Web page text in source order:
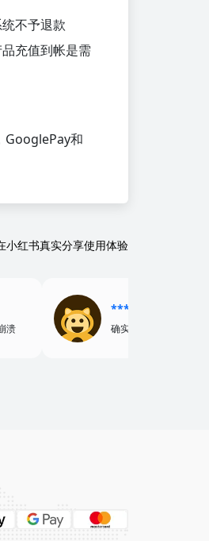
不予退款
充值到帐是需
GooglePay和
小红书真实分享使用体验
溃
******粥
确实好用～